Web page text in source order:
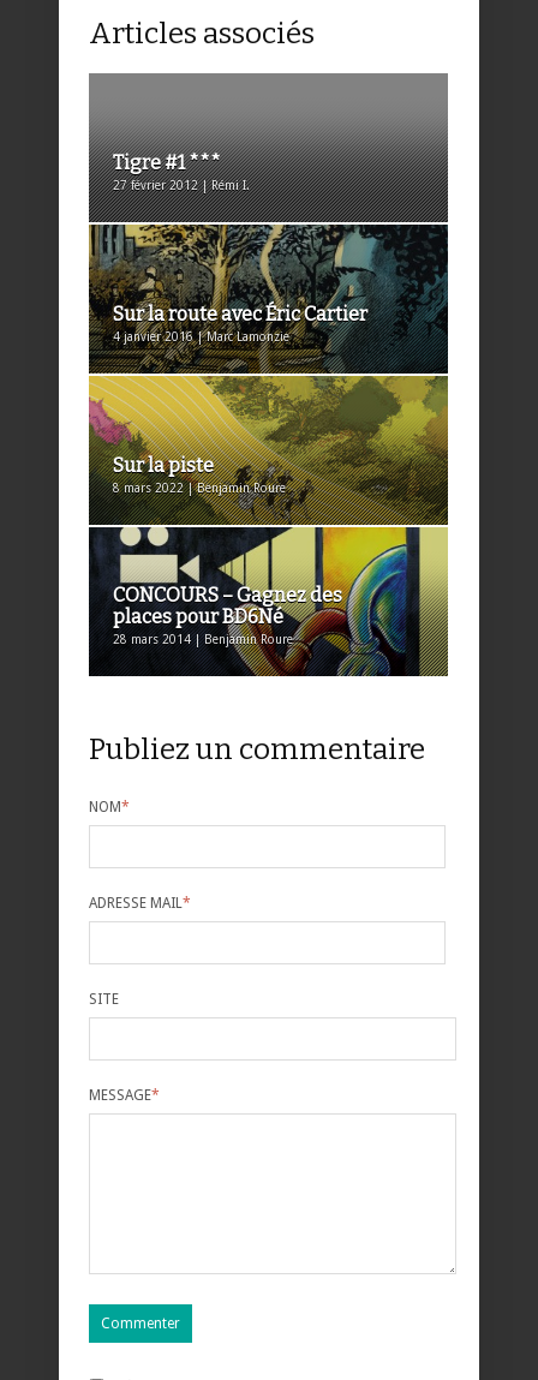
Articles associés
Tigre #1 ***
27 février 2012 | Rémi I.
Sur la route avec Éric Cartier
4 janvier 2016 | Marc Lamonzie
Sur la piste
8 mars 2022 | Benjamin Roure
CONCOURS – Gagnez des
places pour BD6Né
28 mars 2014 | Benjamin Roure
Publiez un commentaire
NOM*
ADRESSE MAIL*
SITE
MESSAGE*